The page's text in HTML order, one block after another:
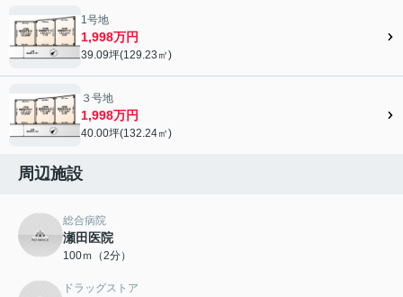
1号地
1,998万円
39.09坪(129.23㎡)
３号地
1,998万円
40.00坪(132.24㎡)
周辺施設
総合病院
瀬田医院
100ｍ（2分）
ドラッグストア